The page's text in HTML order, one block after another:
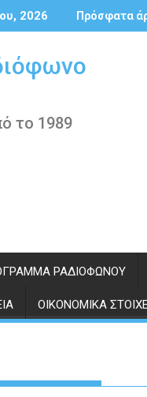
2026 Πρόσφατα
το 1989
ΡΑΔΙΟΦΏΝΟΥ
ΟΙΚΟΝΟΜΙΚΆ